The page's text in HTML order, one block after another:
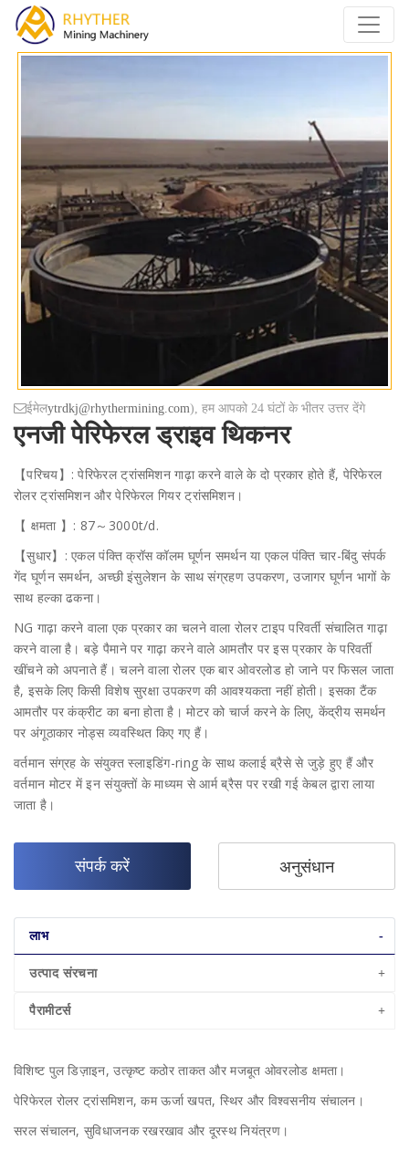
ईमेलytrdkj@rhythermining.com), हम आपको 24 घंटों के भीतर उत्तर देंगे
एनजी पेरिफेरल ड्राइव थिकनर
【परिचय】: पेरिफेरल ट्रांसमिशन गाढ़ा करने वाले के दो प्रकार होते हैं, पेरिफेरल
रोलर ट्रांसमिशन और पेरिफेरल गियर ट्रांसमिशन।
【 क्षमता 】: 87～3000t/d.
【सुधार】: एकल पंक्ति क्रॉस कॉलम घूर्णन समर्थन या एकल पंक्ति चार-बिंदु संपर्क
गेंद घूर्णन समर्थन, अच्छी इंसुलेशन के साथ संग्रहण उपकरण, उजागर घूर्णन भागों के
साथ हल्का ढकना।
NG गाढ़ा करने वाला एक प्रकार का चलने वाला रोलर टाइप परिवर्ती संचालित गाढ़ा
करने वाला है। बड़े पैमाने पर गाढ़ा करने वाले आमतौर पर इस प्रकार के परिवर्ती
खींचने को अपनाते हैं। चलने वाला रोलर एक बार ओवरलोड हो जाने पर फिसल जाता
है, इसके लिए किसी विशेष सुरक्षा उपकरण की आवश्यकता नहीं होती। इसका टैंक
आमतौर पर कंक्रीट का बना होता है। मोटर को चार्ज करने के लिए, केंद्रीय समर्थन
पर अंगूठाकार नोड्स व्यवस्थित किए गए हैं।
वर्तमान संग्रह के संयुक्त स्लाइडिंग-ring के साथ कलाई ब्रैसे से जुड़े हुए हैं और
वर्तमान मोटर में इन संयुक्तों के माध्यम से आर्म ब्रैस पर रखी गई केबल द्वारा लाया
जाता है।
संपर्क करें अनुसंधान
लाभ
उत्पाद संरचना
पैरामीटर्स
विशिष्ट पुल डिज़ाइन, उत्कृष्ट कठोर ताकत और मजबूत ओवरलोड क्षमता।
पेरिफेरल रोलर ट्रांसमिशन, कम ऊर्जा खपत, स्थिर और विश्वसनीय संचालन।
सरल संचालन, सुविधाजनक रखरखाव और दूरस्थ नियंत्रण।